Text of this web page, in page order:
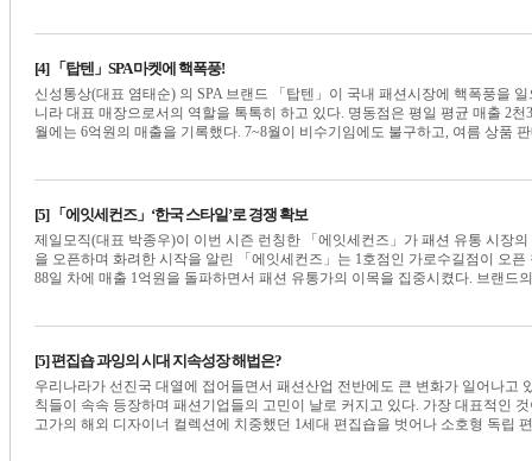
[4] 「탑텐」SPA 마켓에 핵폭풍!
신성통상(대표 염태순) 의 SPA 브랜드 「탑텐」이 국내 패션시장에 핵폭풍을
니라 대표 매장으로서의 역할을 톡톡히 하고 있다. 명동점은 평일 평균 매출 2
월에는 6억원의 매출을 기록했다. 7~8월이 비수기임에도 불구하고, 여름 상품
[5] 「에잇세컨즈」‘한국 스타일’로 경쟁 확보
제일모직(대표 박종우)이 이번 시즌 런칭한 「에잇세컨즈」가 패션 유통 시장
을 오픈하며 화려한 시작을 알린 「에잇세컨즈」는 1호점인 가로수길점이 오
88일 차에 매출 1억원을 돌파하면서 패션 유통가의 이목을 집중시켰다. 브랜드
[5] 편집숍 과잉의 시대 지속성장 해법은?
우리나라가 선진국 대열에 접어들면서 패션산업 전반에도 큰 변화가 일어나고
칙들이 속속 등장하며 패션기업들의 고민이 날로 커지고 있다. 가장 대표적인
고가의 해외 디자이너 컬렉션에 치중했던 1세대 편집숍을 벗어나 소호형 독립